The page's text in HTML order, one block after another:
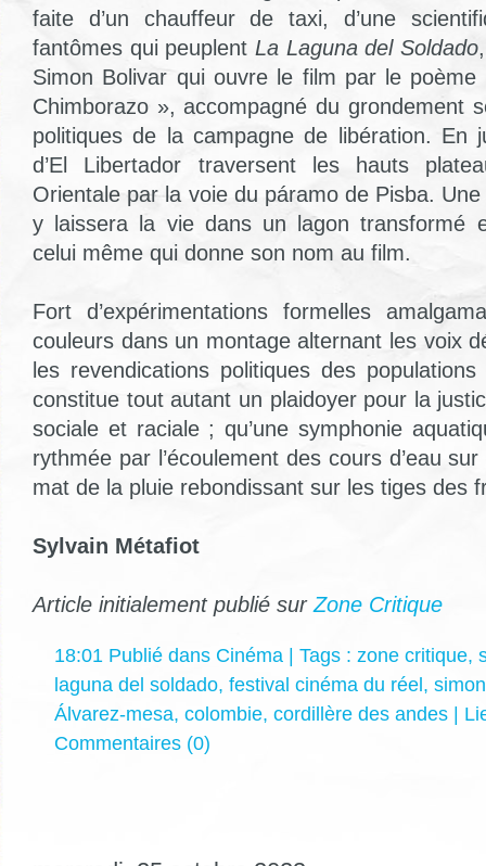
faite d’un chauffeur de taxi, d’une
fantômes qui peuplent La Laguna del Soldado
Simon Bolivar qui ouvre le film par le
Chimborazo », accompagné du grondement
politiques de la campagne de libération. En
d’El Libertador traversent les hauts
Orientale par la voie du páramo de Pisba. Une
y laissera la vie dans un lagon transformé
celui même qui donne son nom au film.
Fort d’expérimentations formelles
couleurs dans un montage alternant les voix
les revendications politiques des
constitue tout autant un plaidoyer pour la
sociale et raciale ; qu’une symphonie
rythmée par l’écoulement des cours d’eau
mat de la pluie rebondissant sur les tiges des
Sylvain Métafiot
Article initialement publié sur Zone Critique
18:01 Publié dans Cinéma | Tags : zone critique,
laguna del soldado, festival cinéma du réel ,
Álvarez-mesa, colombie, cordillère des andes
Commentaires (0)